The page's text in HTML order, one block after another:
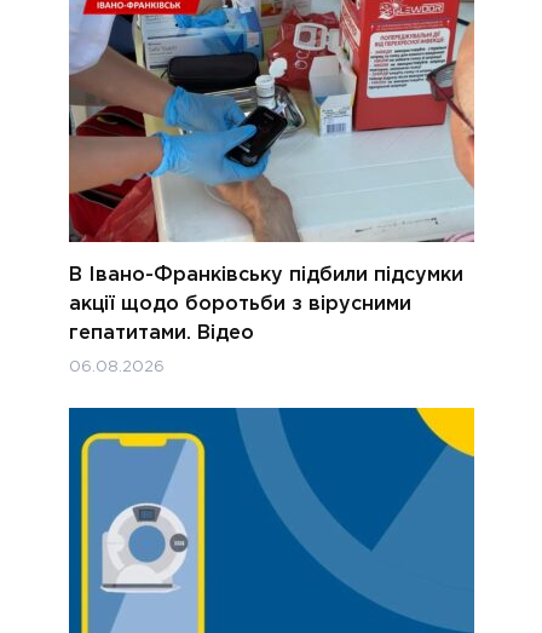
В Івано-Франківську підбили підсумки
акції щодо боротьби з вірусними
гепатитами. Відео
06.08.2026